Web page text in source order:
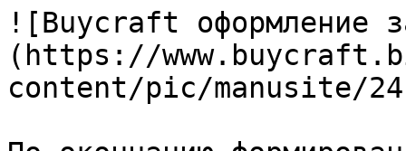
![Buycraft оформление
(https://
content/pic/manusite/